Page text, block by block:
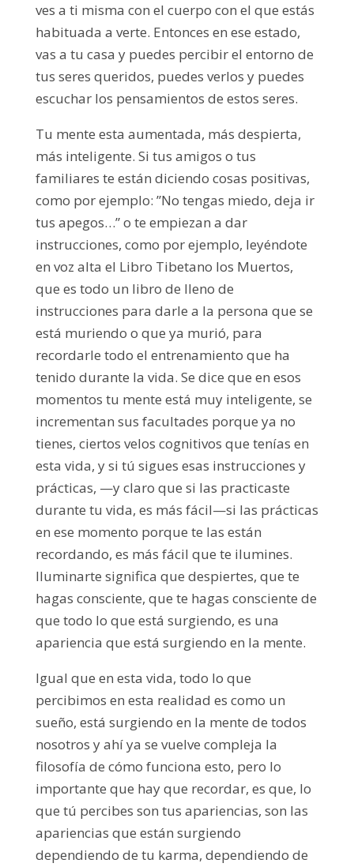
ves a ti misma con el cuerpo con el que estás
habituada a verte. Entonces en ese estado,
vas a tu casa y puedes percibir el entorno de
tus seres queridos, puedes verlos y puedes
escuchar los pensamientos de estos seres.
Tu mente esta aumentada, más despierta,
más inteligente. Si tus amigos o tus
familiares te están diciendo cosas positivas,
como por ejemplo: ”No tengas miedo, deja ir
tus apegos…” o te empiezan a dar
instrucciones, como por ejemplo, leyéndote
en voz alta el Libro Tibetano los Muertos,
que es todo un libro de lleno de
instrucciones para darle a la persona que se
está muriendo o que ya murió, para
recordarle todo el entrenamiento que ha
tenido durante la vida. Se dice que en esos
momentos tu mente está muy inteligente, se
incrementan sus facultades porque ya no
tienes, ciertos velos cognitivos que tenías en
esta vida, y si tú sigues esas instrucciones y
prácticas, —y claro que si las practicaste
durante tu vida, es más fácil—si las prácticas
en ese momento porque te las están
recordando, es más fácil que te ilumines.
Iluminarte significa que despiertes, que te
hagas consciente, que te hagas consciente de
que todo lo que está surgiendo, es una
apariencia que está surgiendo en la mente.
Igual que en esta vida, todo lo que
percibimos en esta realidad es como un
sueño, está surgiendo en la mente de todos
nosotros y ahí ya se vuelve compleja la
filosofía de cómo funciona esto, pero lo
importante que hay que recordar, es que, lo
que tú percibes son tus apariencias, son las
apariencias que están surgiendo
dependiendo de tu karma, dependiendo de